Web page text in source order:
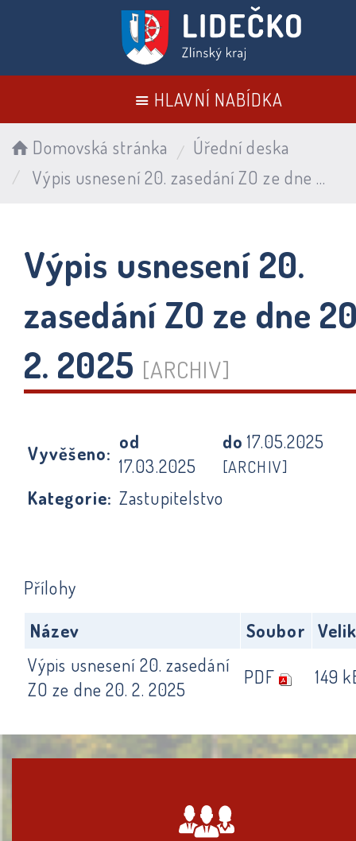
HLAVNÍ NABÍDKA
Domovská stránka
Úřední deska
Výpis usnesení 20. zasedání ZO ze dne 20. 2. 2025
Výpis usnesení 20.
zasedání ZO ze dne
2. 2025 [ARCHIV]
Vyvěšeno:
od
17.03.2025
do17.05.2025
[ARCHIV]
Kategorie: Zastupitelstvo
Přílohy
Název
Soubor
Výpis usnesení 20. zasedání
ZO ze dne 20. 2. 2025
PDF 149